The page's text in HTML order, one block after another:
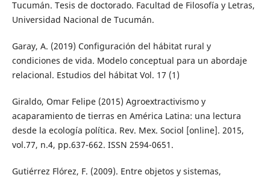
Tucumán. Tesis de doctorado. Facultad de Filosofía y Letras,
Universidad Nacional de Tucumán.
Garay, A. (2019) Configuración del hábitat rural y
condiciones de vida. Modelo conceptual para un abordaje
relacional. Estudios del hábitat Vol. 17 (1)
Giraldo, Omar Felipe (2015) Agroextractivismo y
acaparamiento de tierras en América Latina: una lectura
desde la ecología política. Rev. Mex. Sociol [online]. 2015,
vol.77, n.4, pp.637-662. ISSN 2594-0651.
Gutiérrez Flórez, F. (2009). Entre objetos y sistemas,